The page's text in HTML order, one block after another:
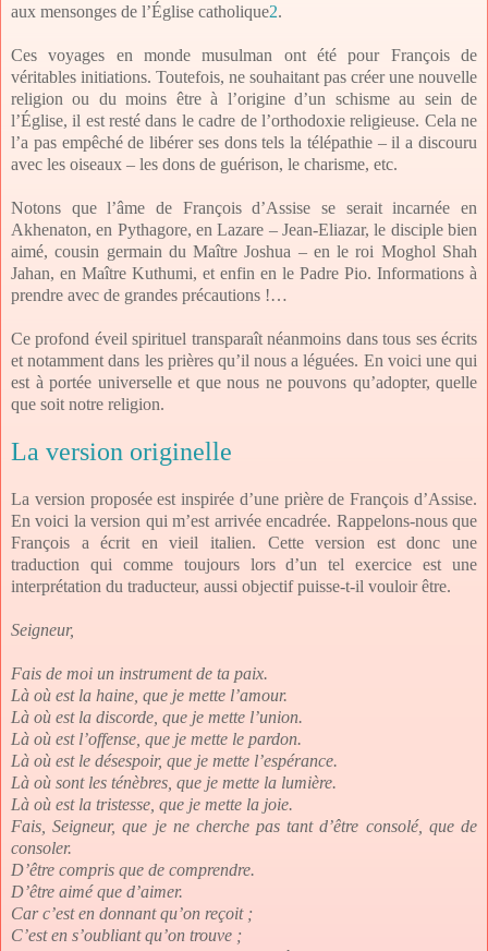
aux mensonges de l’Église catholique2.
Ces voyages en monde musulman ont été pour François de
véritables initiations. Toutefois, ne souhaitant pas créer une nouvelle
religion ou du moins être à l’origine d’un schisme au sein de
l’Église, il est resté dans le cadre de l’orthodoxie religieuse. Cela ne
l’a pas empêché de libérer ses dons tels la télépathie – il a discouru
avec les oiseaux – les dons de guérison, le charisme, etc.
Notons que l’âme de François d’Assise se serait incarnée en
Akhenaton, en Pythagore, en Lazare – Jean-Eliazar, le disciple bien
aimé, cousin germain du Maître Joshua – en le roi Moghol Shah
Jahan, en Maître Kuthumi, et enfin en le Padre Pio. Informations à
prendre avec de grandes précautions !…
Ce profond éveil spirituel transparaît néanmoins dans tous ses écrits
et notamment dans les prières qu’il nous a léguées. En voici une qui
est à portée universelle et que nous ne pouvons qu’adopter, quelle
que soit notre religion.
La version originelle
La version proposée est inspirée d’une prière de François d’Assise.
En voici la version qui m’est arrivée encadrée. Rappelons-nous que
François a écrit en vieil italien. Cette version est donc une
traduction qui comme toujours lors d’un tel exercice est une
interprétation du traducteur, aussi objectif puisse-t-il vouloir être.
Seigneur,
Fais de moi un instrument de ta paix.
Là où est la haine, que je mette l’amour.
Là où est la discorde, que je mette l’union.
Là où est l’offense, que je mette le pardon.
Là où est le désespoir, que je mette l’espérance.
Là où sont les ténèbres, que je mette la lumière.
Là où est la tristesse, que je mette la joie.
Fais, Seigneur, que je ne cherche pas tant d’être consolé, que de
consoler.
D’être compris que de comprendre.
D’être aimé que d’aimer.
Car c’est en donnant qu’on reçoit ;
C’est en s’oubliant qu’on trouve ;